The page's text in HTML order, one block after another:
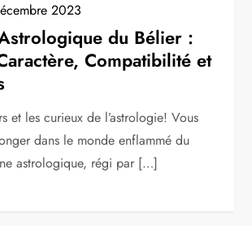
2023
du Bélier :
Compatibilité et
et les curieux de l’astrologie! Vous
dans le monde enflammé du
astrologique, régi par […]